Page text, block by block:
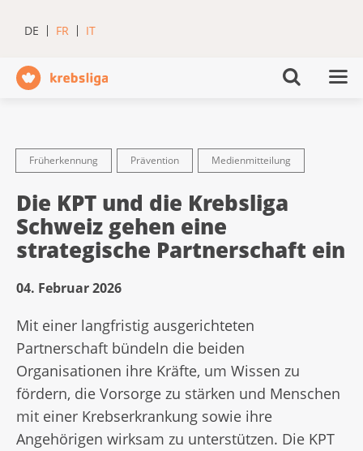
DE FR IT
Früherkennung Prävention Medienmitteilung
Die KPT und die Krebsliga
Schweiz gehen eine
strategische Partnerschaft ein
04. Februar 2026
Mit einer langfristig ausgerichteten
Partnerschaft bündeln die beiden
Organisationen ihre Kräfte, um Wissen zu
fördern, die Vorsorge zu stärken und Menschen
mit einer Krebserkrankung sowie ihre
Angehörigen wirksam zu unterstützen. Die KPT